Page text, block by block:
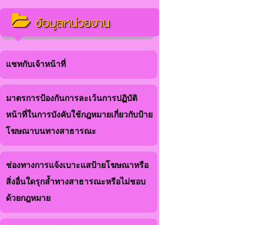
ข้อมูลหน่วยงาน
แชทกับเจ้าหน้าที่
มาตรการป้องกันการละเว้นการปฏิบัติ
หน้าที่ในการบังคับใช้กฎหมายเกี่ยวกับป้าย
โฆษณาบนทางสาธารณะ
ช่องทางการแจ้งเบาะแสป้ายโฆษณาหรือ
สิ่งอื่นใดรุกล้ำทางสาธารณะหรือไม่ชอบ
ด้วยกฎหมาย